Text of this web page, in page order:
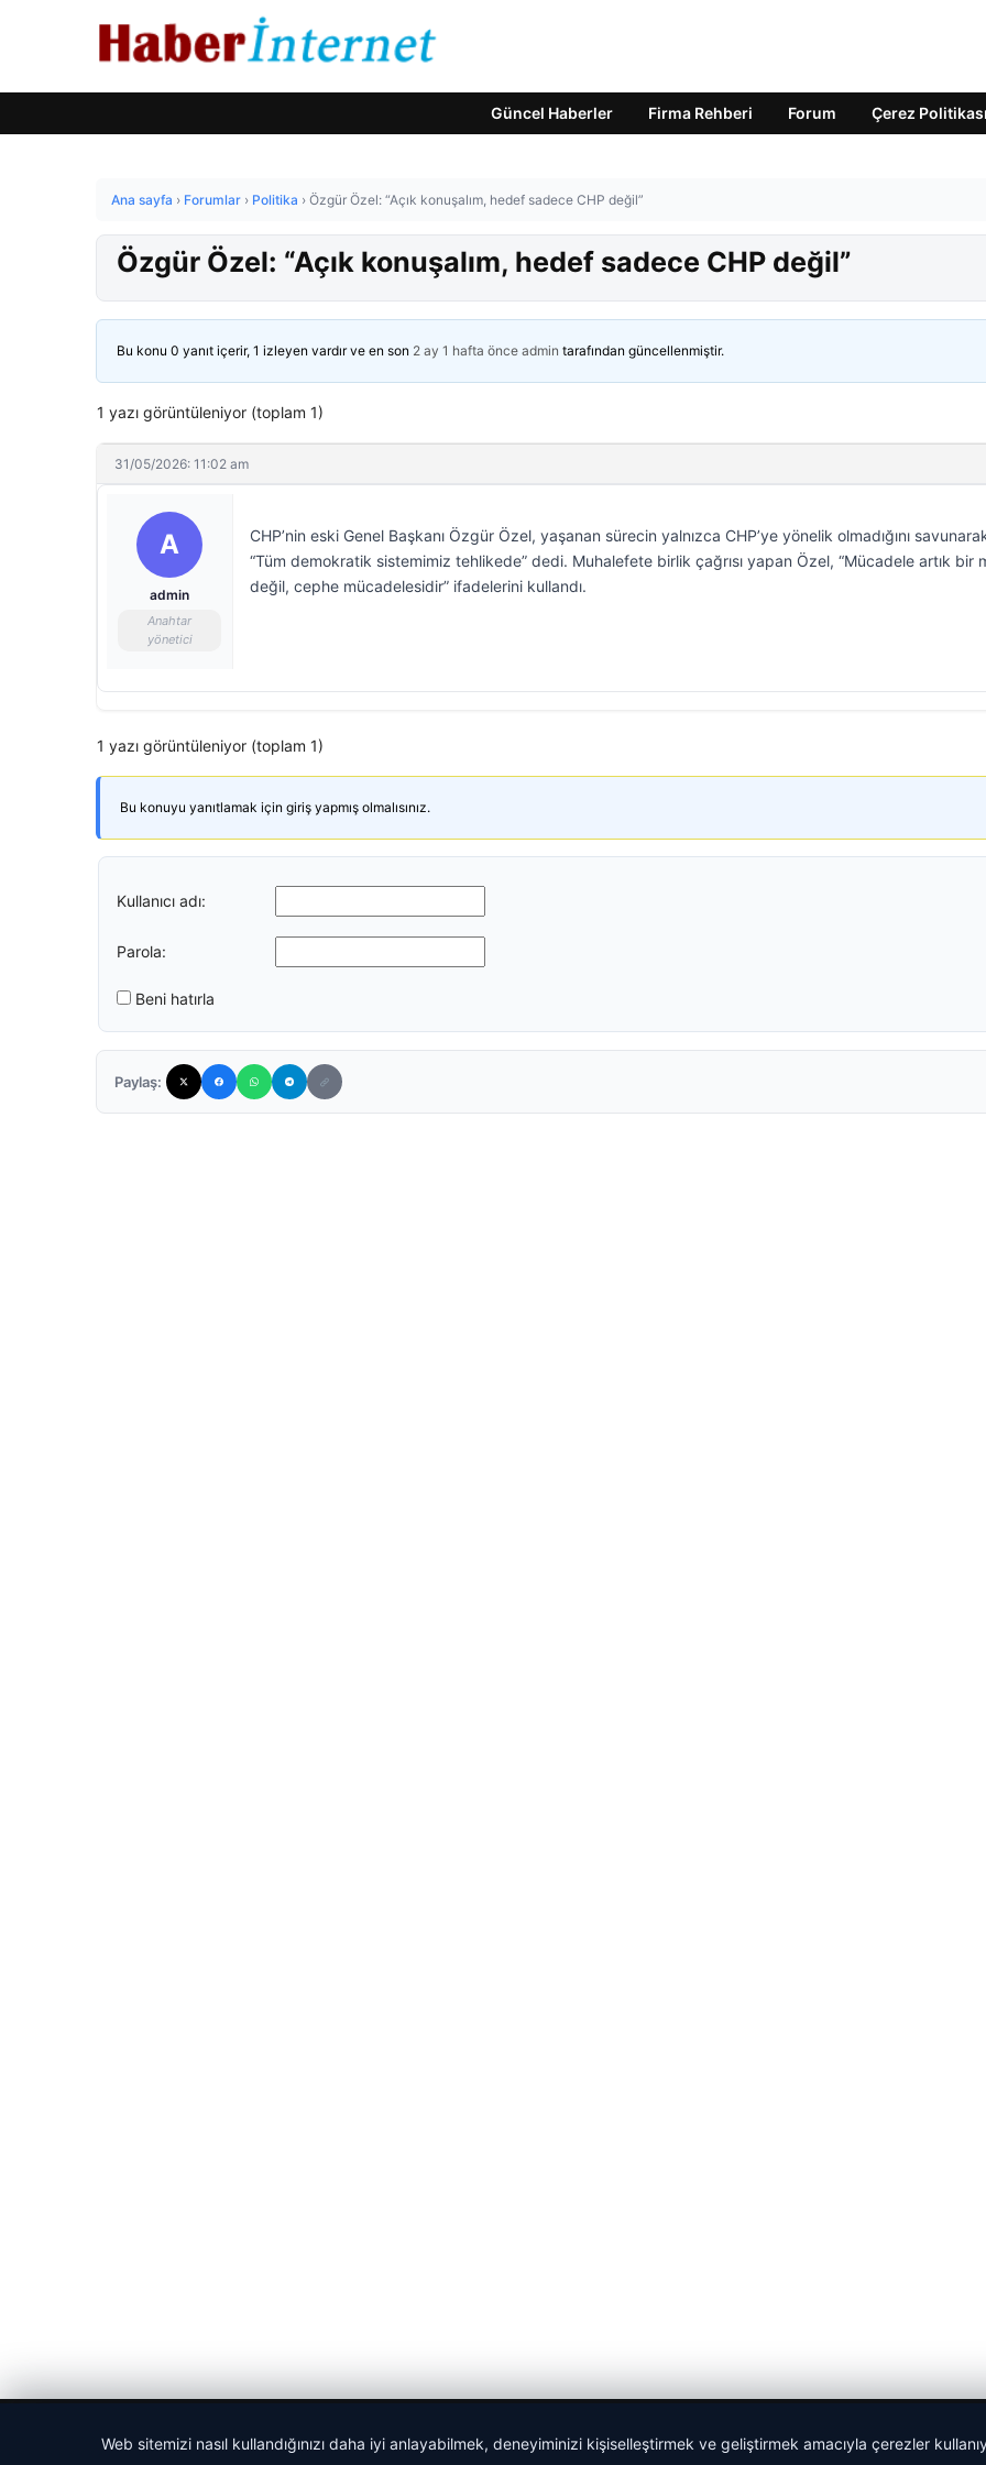
Güncel Haberler Firma Rehberi Forum Çerez Politikası
Ana sayfa › Forumlar › Politika › Özgür Özel: “Açık konuşalım, hedef sadece CHP değil”
Özgür Özel: “Açık konuşalım, hedef sadece CHP değil”
Bu konu 0 yanıt içerir, 1 izleyen vardır ve en son 2 ay 1 hafta önce admin tarafından güncellenmiştir.
1 yazı görüntüleniyor (toplam 1)
31/05/2026: 11:02 am
A
admin
Anahtar
yönetici
CHP’nin eski Genel Başkanı Özgür Özel, yaşanan sürecin yalnızca CHP’ye yönelik olmadığını
“Tüm demokratik sistemimiz tehlikede” dedi. Muhalefete birlik çağrısı yapan Özel, “Mücadele artık bir
değil, cephe mücadelesidir” ifadelerini kullandı.
1 yazı görüntüleniyor (toplam 1)
Bu konuyu yanıtlamak için giriş yapmış olmalısınız.
Kullanıcı adı:
Parola:
Beni hatırla
Paylaş:
Web sitemizi nasıl kullandığınızı daha iyi anlayabilmek, deneyiminizi kişiselleştirmek ve geliştirmek amacıyla çerezler